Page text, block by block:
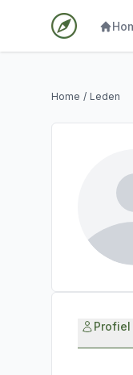
Home / Leden
Profiel